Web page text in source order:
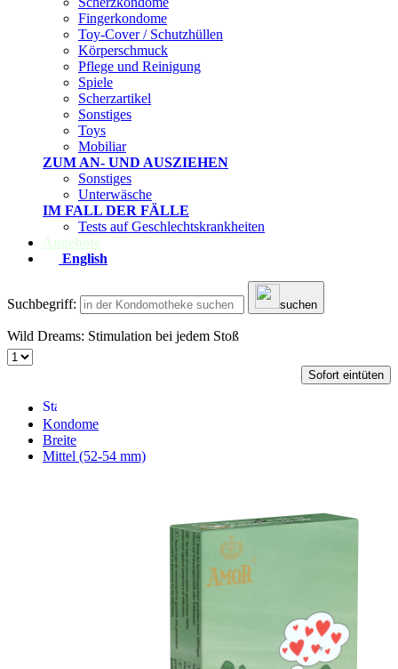
Fingerkondome
Toy-Cover / Schutzhüllen
Körperschmuck
Pflege und Reinigung
Spiele
Scherzartikel
Sonstiges
Toys
Mobiliar
ZUM AN- UND AUSZIEHEN
Sonstiges
Unterwäsche
IM FALL DER FÄLLE
Tests auf Geschlechtskrankheiten
Angebote
English
Suchbegriff: suchen
Wild Dreams: Stimulation bei jedem Stoß
Sofort eintüten
Kondome
Breite
Mittel (52-54 mm)